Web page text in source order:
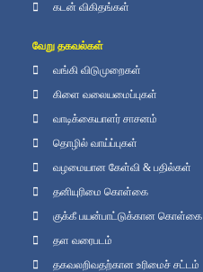
கடன் விகிதங்கள்
வேறு தகவல்கள்
வங்கி விடுமுறைகள்
கிளை வலையமைப்புகள்
வாடிக்கையாளர் சாசனம்
தொழில் வாய்ப்புகள்
வழமையான கேள்வி & பதில்கள்
தனியுரிமை கொள்கை
குக்கீ பயன்பாட்டுக்கான கொள்கை
தள வரைபடம்
தகவலறிவதற்கான உரிமைச் சட்டம்